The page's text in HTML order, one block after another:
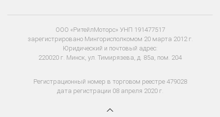
ООО «РитейлМоторс» УНП 191477517
зарегистрировано Мингорисполкомом 20 марта 2012 г.
Юридический и почтовый адрес:
220020 г. Минск, ул. Тимирязева, д. 85а, пом. 204
Регистрационный номер в торговом реестре 479028
дата регистрации 08 апреля 2020 г.